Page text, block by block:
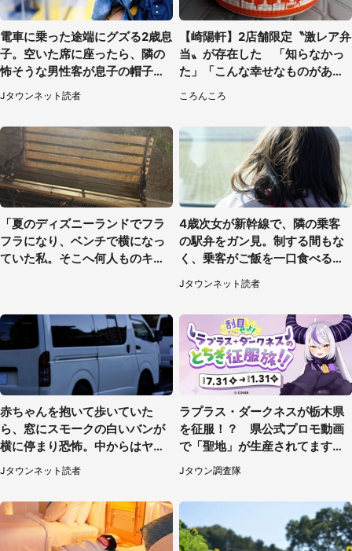
電車に乗った途端にグズる2歳息
子。空いた席に座ったら、隣の
怖そうな男性客が息子の帽子に
手を伸ばし（千葉県・40代女
性）
Jタウンネット読者
【崎陽軒】2店舗限定〝激レア弁
当〟が存在した 「知らなかっ
た」「こんな幸せなものがあっ
ころんころ
「夏のディズニーランドでフラ
フラになり、ベンチで横になっ
ていた私。そこへ何人ものキャ
4歳次女が新幹線で、隣の乗客
の駅弁をガン見。制する間もな
く、乗客がご飯を一口食べると
（茨城県・50代女性）
Jタウンネット読者
赤ちゃんを抱いて歩いていた
ら、窓にスモークの白いバンが
横に停まり恐怖。中からはヤン
チャそうな男性が...（神奈川
県・40代女性）
Jタウンネット読者
ラプラス・ダークネスが栃木県
を征服！？ 県公式プロモ動画
で「聖地」が生産されてます【7
／31～1／31】
Jタウン調査隊